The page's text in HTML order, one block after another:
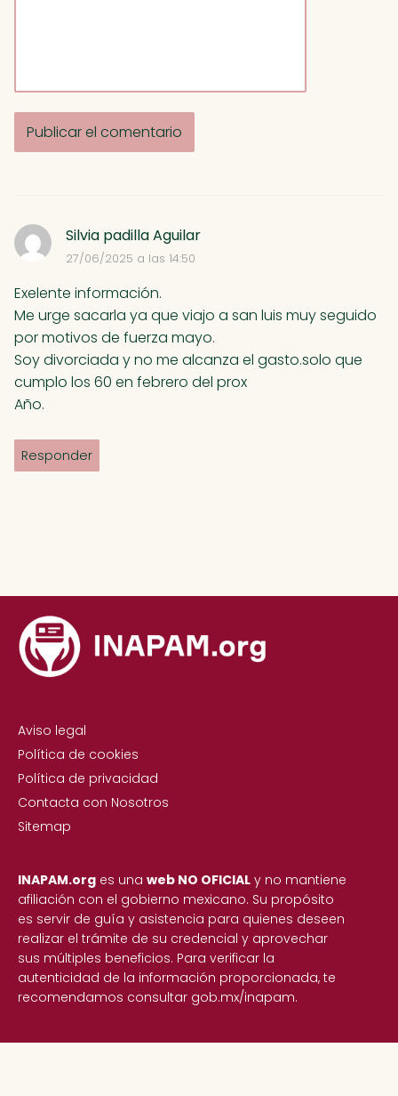
Silvia padilla Aguilar
27/06/2025 a las 14:50
Exelente información.
Me urge sacarla ya que viajo a san luis muy seguido
por motivos de fuerza mayo.
Soy divorciada y no me alcanza el gasto.solo que
cumplo los 60 en febrero del prox
Año.
Responder
t
e
n
a
t
i
v
e
Aviso legal
Política de cookies
Política de privacidad
Contacta con Nosotros
Sitemap
INAPAM.org es una web NO OFICIAL y no mantiene
afiliación con el gobierno mexicano. Su propósito
es servir de guía y asistencia para quienes deseen
realizar el trámite de su credencial y aprovechar
sus múltiples beneficios. Para verificar la
autenticidad de la información proporcionada, te
recomendamos consultar gob.mx/inapam.